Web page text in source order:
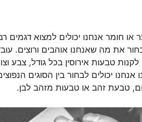
או חומר אנחנו יכולים למצוא דגמים
את מה שאנחנו אוהבים ורוצים.
טבעות אירוסין בכל גודל, צבע
אנחנו יכולים לבחור בין הסוגים
טבעת זהב או טבעות מזהב לבן.